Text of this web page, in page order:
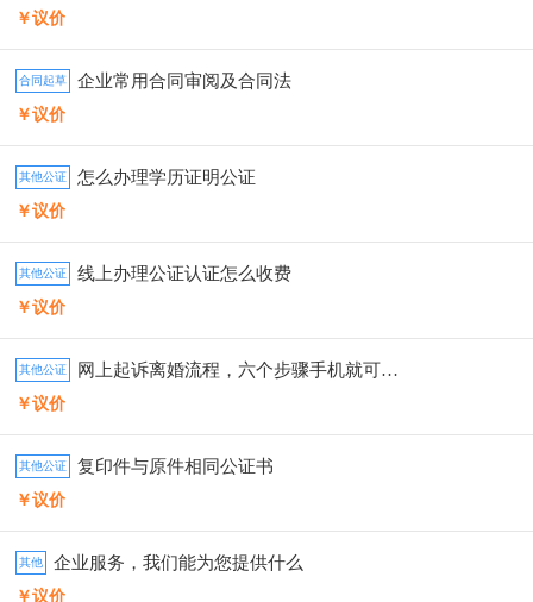
￥议价
合同起草 企业常用合同审阅及合同法
￥议价
其他公证 怎么办理学历证明公证
￥议价
其他公证 线上办理公证认证怎么收费
￥议价
其他公证 网上起诉离婚流程，六个步骤手机就可以申请
￥议价
其他公证 复印件与原件相同公证书
￥议价
其他 企业服务，我们能为您提供什么
￥议价